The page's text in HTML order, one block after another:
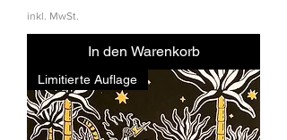
inkl. MwSt.
In den Warenkorb
Limitierte Auflage